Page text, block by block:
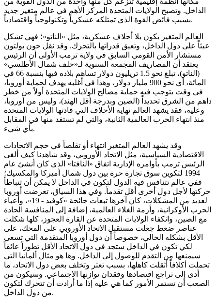
الداخل. وتصبح الولايات المتحدة المركز الأهم في عالم متغير جديد
بسبب فائض القوة الذي تمتلكه عسكرياً وتكنولوجياً واقتصادياً.
العالم المتغير يكون بلا أحلاف عسكرية، مثل «الناتو»؛ فهي تشكل
عبئاً على دول الداخل، وتعيق قدراتها بالتحرك. وقد نقل جون بولتون
مستشار الأمن القومي السابق في ولاية ترمب الأولى أن الرئيس
يعتقد أن المصاريف المجمعة السنوية لـ«حلف شمال الأطلسي»
(الناتو)، تبلغ نحو 1.5 تريليون دولار تساهم بلاده فيها بنسبة 66 في
المائة،؜ أي نحو 900 مليار دولار، وهذا في أغلبه يهدف لحماية أوروبا،
في وقت يتوجب فيه حماية مصالح الولايات المتحدة أولاً من خطر
داهم من الشرق تحديداً (الصين وبدرجة أقل الهند)، وليس من أوروبا،
وعليه، فقد يشهد العالم نهاية الأحلاف التي قادتها الولايات المتحدة
منذ انتهاء الحرب العالمية الثانية، والتي لم تستفد منها في المقابل
بأي شيء.
وقد يشهد العالم المتغير انتهاء أو تقلصاً في حجم الاتحادات
الاقتصادية السياسية، مثل الاتحاد الأوروبي، وقد شاهدنا كيف ألغى
الرئيس ترمب بأوامره الإدارية اتفاق «النافتا» الذي كان أنشئ عام
1994 لتكوين سوق تجارة حرة بين دول شمال أميركا والمكسيك؛
ففي عالم تتنافس فيه الدول لتكون في الداخل لا يمكن أن تتباطأ
حركتها لأجل دول أخرى أقل تقدماً. وفي هذا السياق، تعرضت أوروبا
لعديد من المشكلات، كان آخرها تبعات جائحة «كوفيد - 19»، وأعباء
الحرب الأوكرانية، وأزمة الغلاء العالمية، إضافة إلى المنافسة الحادة
مع الصين، وانكفاء الولايات المتحدة عن القارة العجوز، كلها شكلت
عناصر ضغط جعلت مستقبل الاتحاد الأوروبي على المحك، على
الأقل بشكله الحالي، خصوصاً أن دول أوروبا المتقدمة التي تسعى
لكي تكون في الداخل ستجد في دول الاتحاد الأقل تطوراً عائقاً
سيمنعها من التقدم للوصول إلى الداخل. وها هو مثال ألمانيا التي
تحملت أكلافاً أثقلت كاهلها، بسبب تعثر وتخلف بعض دول الاتحاد، ما
أدى إلى تراجع اقتصادها وفقدان توازنها الاجتماعي. وسيكون من
الصعب أن تستمر الأمور كما هي عليه إذا ما أرادت أن تتحرك لتكون
من دول الداخل.